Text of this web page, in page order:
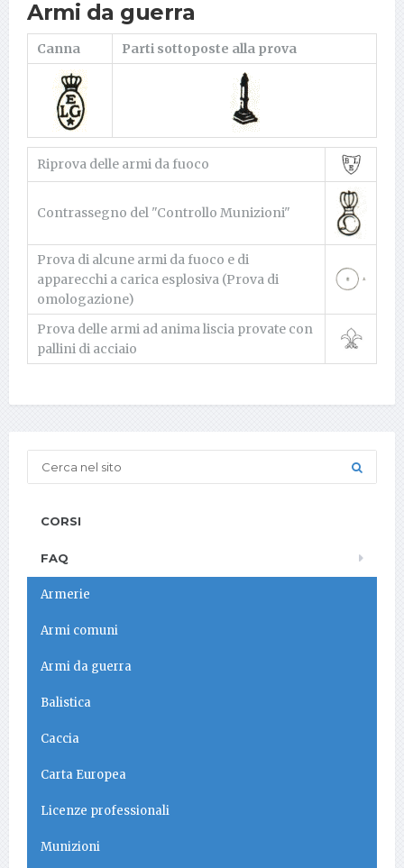
Armi da guerra
Canna Parti sottoposte alla prova
Riprova delle armi da fuoco
Contrassegno del "Controllo Munizioni"
Prova di alcune armi da fuoco e di
apparecchi a carica esplosiva (Prova di
omologazione)
Prova delle armi ad anima liscia provate con
pallini di acciaio
CORSI
FAQ
Armerie
Armi comuni
Armi da guerra
Balistica
Caccia
Carta Europea
Licenze professionali
Munizioni